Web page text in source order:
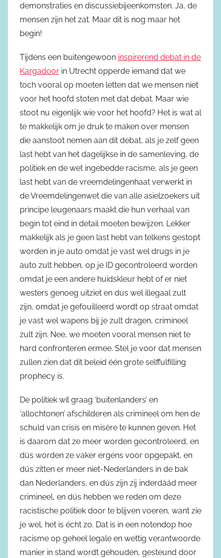
demonstraties en discussiebijeenkomsten. Ja, de
mensen zijn het zat. Maar dit is nog maar het
begin!
Tijdens een buitengewoon inspirerend debat in de
Kargadoor in Utrecht opperde iemand dat we
toch vooral op moeten letten dat we mensen niet
voor het hoofd stoten met dat debat. Maar wie
stoot nu eigenlijk wie voor het hoofd? Het is wat al
te makkelijk om je druk te maken over mensen
die aanstoot nemen aan dit debat, als je zelf geen
last hebt van het dagelijkse in de samenleving, de
politiek en de wet ingebedde racisme, als je geen
last hebt van de vreemdelingenhaat verwerkt in
de Vreemdelingenwet die van alle asielzoekers uit
principe leugenaars maakt die hun verhaal van
begin tot eind in detail moeten bewijzen. Lekker
makkelijk als je geen last hebt van telkens gestopt
worden in je auto omdat je vast wel drugs in je
auto zult hebben, op je ID gecontroleerd worden
omdat je een andere huidskleur hebt of er niet
westers genoeg uitziet en dus wel illegaal zult
zijn, omdat je gefouilleerd wordt op straat omdat
je vast wel wapens bij je zult dragen, crimineel
zult zijn. Nee, we moeten vooral mensen niet te
hard confronteren ermee. Stel je voor dat mensen
zullen zien dat dit beleid één grote selffulfilling
prophecy is.
De politiek wíl graag ‘buitenlanders’ en
‘allochtonen’ afschilderen als crimineel om hen de
schuld van crisis en misère te kunnen geven. Het
is daarom dat ze meer worden gecontroleerd, en
dús worden ze vaker ergens voor opgepakt, en
dús zitten er meer niet-Nederlanders in de bak
dan Nederlanders, en dús zijn zij inderdáád meer
crimineel, en dús hebben we reden om deze
racistische politiek door te blijven voeren, want zie
je wel, het is écht zo. Dat is in een notendop hoe
racisme op geheel legale en wettig verantwoorde
manier in stand wordt gehouden, gesteund door